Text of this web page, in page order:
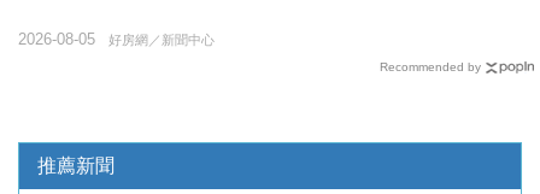
好房網／新聞中心
2026-08-05
Recommended by
推薦新聞